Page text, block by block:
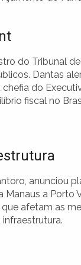
do Tribunal
Dantas
do
fiscal no
anunciou
a Porto
afetam as